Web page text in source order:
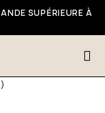
SUPÉRIEURE À